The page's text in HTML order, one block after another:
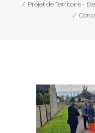
NOS PRESTATIONS
Projet de Territoire -